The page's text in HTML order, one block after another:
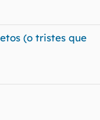
(o tristes que